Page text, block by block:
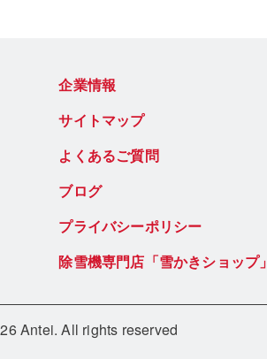
企業情報
サイトマップ
よくあるご質問
ブログ
プライバシーポリシー
除雪機専門店「雪かきショップ」
Antei. All rights reserved